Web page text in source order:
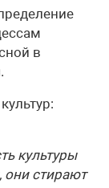
в
культуры
они стирают